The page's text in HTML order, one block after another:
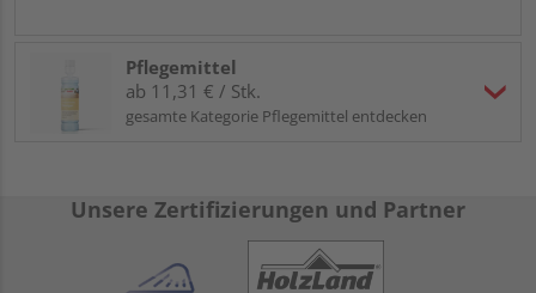
Pflegemittel
ab 11,31 € / Stk.
gesamte Kategorie Pflegemittel entdecken
Unsere Zertifizierungen und Partner